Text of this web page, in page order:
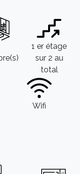
1 er étage
sur 2 au
total
Wifi